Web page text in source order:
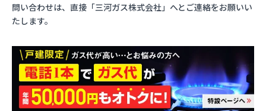
問い合わせは、直接「三河ガス株式会社」へとご連絡をお願いい
たします。